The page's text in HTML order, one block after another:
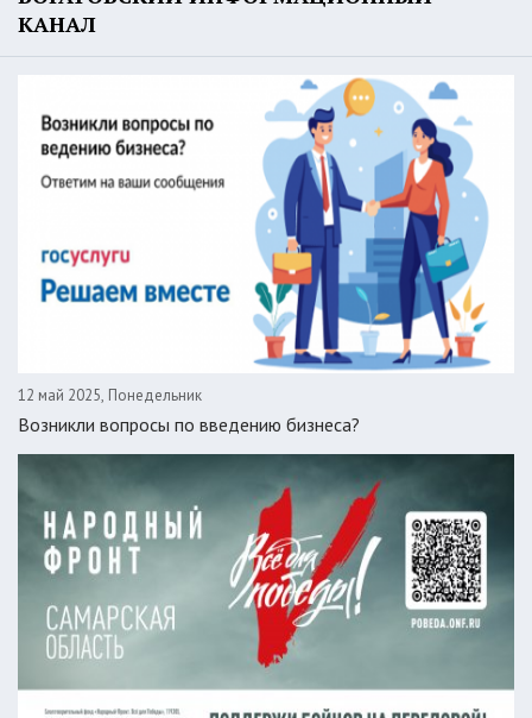
КАНАЛ
12 май 2025, Понедельник
Возникли вопросы по введению бизнеса?